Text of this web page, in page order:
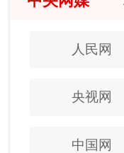
人民网
央视网
中国网